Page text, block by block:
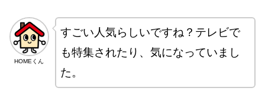
HOMEくん
すごい人気らしいですね？テレビで
も特集されたり、気になっていまし
た。